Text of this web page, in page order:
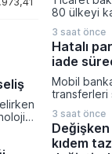
saati bulan
saat 45
80 ülkeyi
Ticaret
hazırlanan
iş
üzere
açıldı.
3 saat önce
Hatalı
iade
Mobil
transferleri
mali
konusunda
kritik
3 saat önce
kıdem